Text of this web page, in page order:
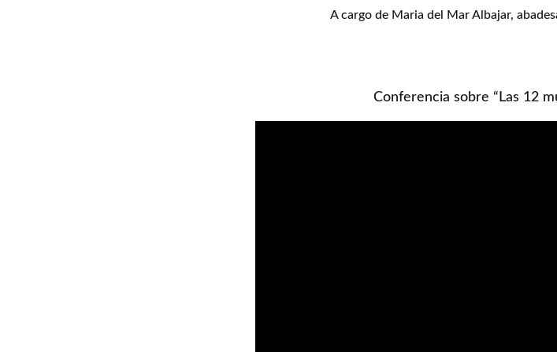
A cargo de Maria del Mar Albajar,
Conferencia sobre “Las 12